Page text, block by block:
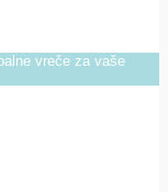
vreče za vaše